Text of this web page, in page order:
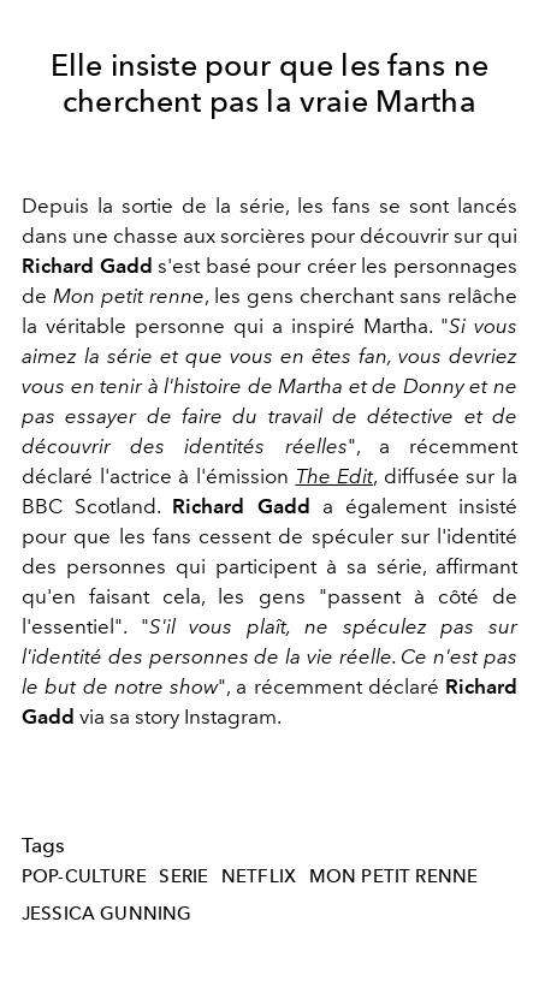
Elle insiste pour que les fans ne
cherchent pas la vraie Martha
Depuis la sortie de la série, les fans se sont lancés
dans une chasse aux sorcières pour découvrir sur qui
Richard Gadd s'est basé pour créer les personnages
de Mon petit renne, les gens cherchant sans relâche
la véritable personne qui a inspiré Martha. "Si vous
aimez la série et que vous en êtes fan, vous devriez
vous en tenir à l'histoire de Martha et de Donny et ne
pas essayer de faire du travail de détective et de
découvrir des identités réelles", a récemment
déclaré l'actrice à l'émission The Edit, diffusée sur la
BBC Scotland. Richard Gadd a également insisté
pour que les fans cessent de spéculer sur l'identité
des personnes qui participent à sa série, affirmant
qu'en faisant cela, les gens "passent à côté de
l'essentiel". "S'il vous plaît, ne spéculez pas sur
l'identité des personnes de la vie réelle. Ce n'est pas
le but de notre show", a récemment déclaré Richard
Gadd via sa story Instagram.
Tags
POP-CULTURE SERIE NETFLIX
MON PETIT RENNE
JESSICA GUNNING